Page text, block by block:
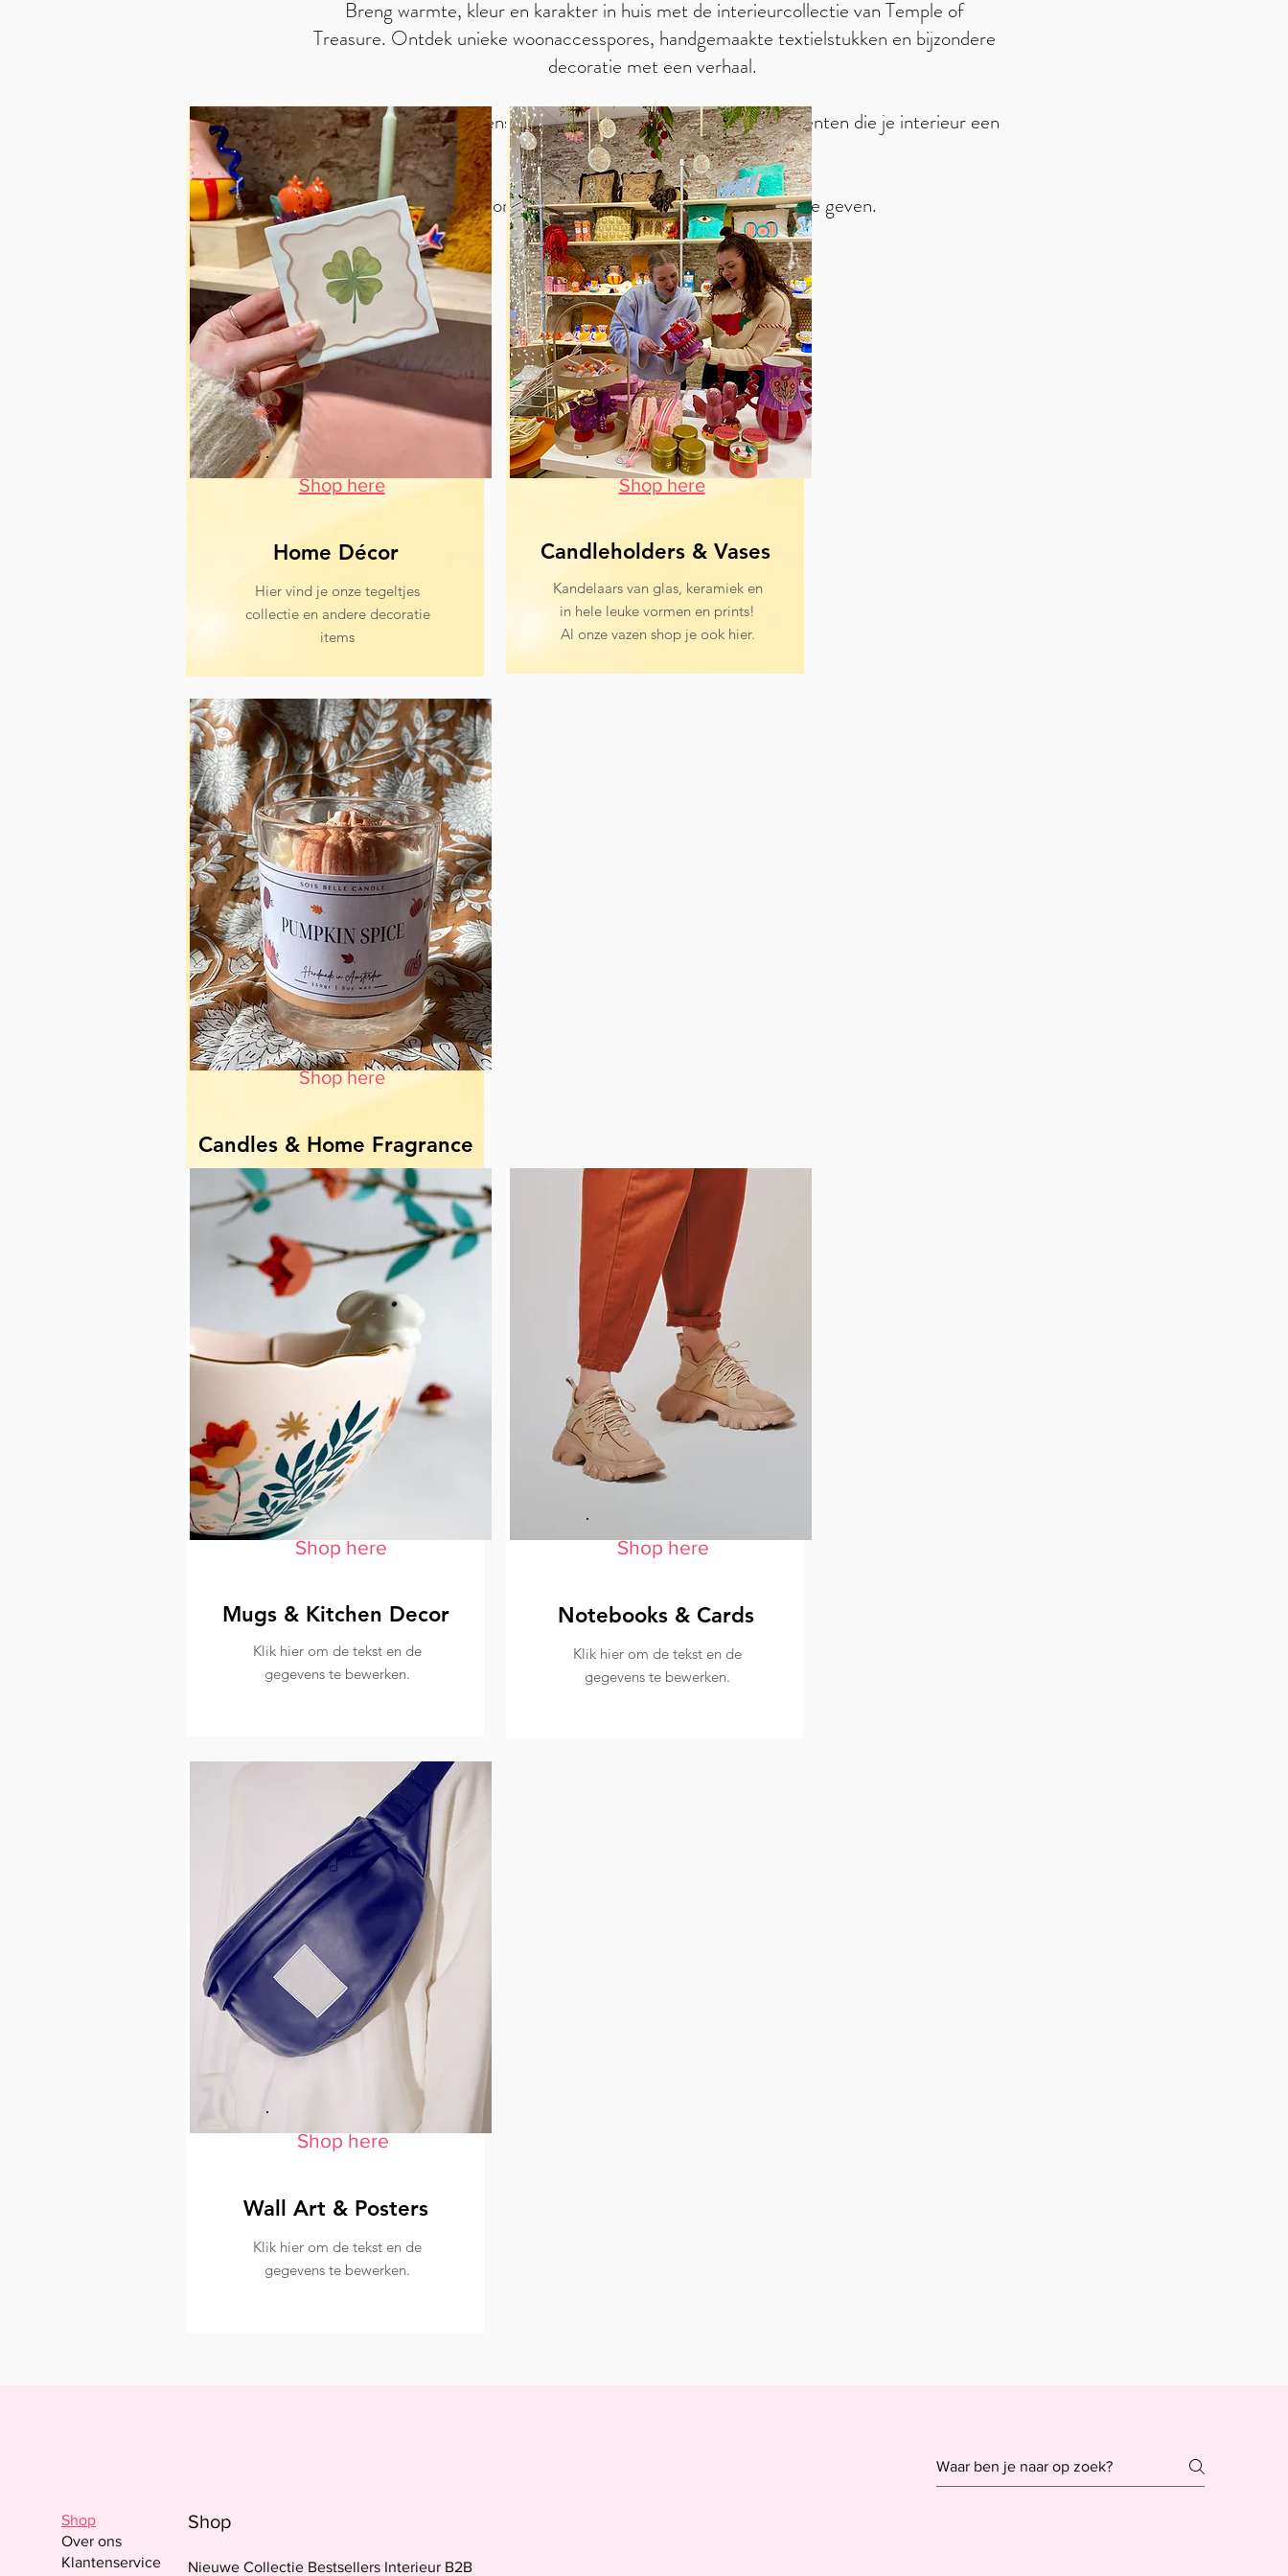
Breng warmte, kleur en karakter in huis met de interieurcollectie van Temple of
Treasure. Ontdek unieke woonaccesspores, handgemaakte textielstukken en bijzondere
decoratie met een verhaal.
Van geborduurde kussens en fluwelen doosjes tot kleurrijke accenten die je interieur een
warme, bohemian sfeer geven.
Perfect om je huis net dat beetje extra karakter te geven.
Shop here
Home Décor
Hier vind je onze tegeltjes
collectie en andere decoratie
items
Shop here
Candleholders & Vases
Kandelaars van glas, keramiek en
in hele leuke vormen en prints!
Al onze vazen shop je ook hier.
Shop here
Candles & Home Fragrance
heb je onze pumpkinspice wel
eens geprobeerd? Hierbij alle
Shop here
Mugs & Kitchen Decor
Klik hier om de tekst en de
gegevens te bewerken.
Shop here
Notebooks & Cards
Klik hier om de tekst en de
gegevens te bewerken.
Shop here
Wall Art & Posters
Klik hier om de tekst en de
gegevens te bewerken.
Shop
Over ons
Klantenservice
Shop
Nieuwe Collectie Bestsellers Interieur B2B